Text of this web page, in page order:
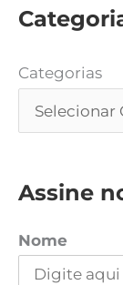
Categorias
Assine
Nome